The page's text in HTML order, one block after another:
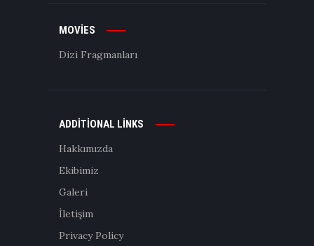
MOVIES
Dizi Fragmanları
ADDITIONAL LINKS
Hakkımızda
Ekibimiz
Galeri
İletişim
Privacy Policy